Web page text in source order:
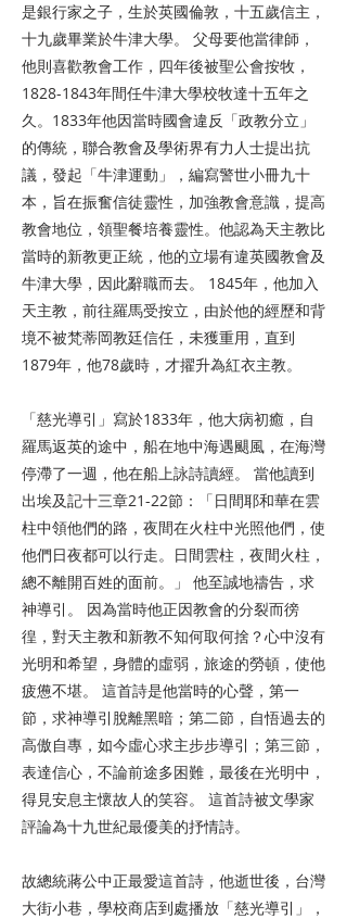
是銀行家之子，生於英國倫敦，十五歲信主，
十九歲畢業於牛津大學。 父母要他當律師，
他則喜歡教會工作，四年後被聖公會按牧，
1828-1843年間任牛津大學校牧達十五年之
久。1833年他因當時國會違反「政教分立」
的傳統，聯合教會及學術界有力人士提出抗
議，發起「牛津運動」，編寫警世小冊九十
本，旨在振奮信徒靈性，加強教會意識，提高
教會地位，領聖餐培養靈性。他認為天主教比
當時的新教更正統，他的立場有違英國教會及
牛津大學，因此辭職而去。 1845年，他加入
天主教，前往羅馬受按立，由於他的經歷和背
境不被梵蒂岡教廷信任，未獲重用，直到
1879年，他78歲時，才擢升為紅衣主教。
「慈光導引」寫於1833年，他大病初癒，自
羅馬返英的途中，船在地中海遇颶風，在海灣
停滯了一週，他在船上詠詩讀經。 當他讀到
出埃及記十三章21-22節：「日間耶和華在雲
柱中領他們的路，夜間在火柱中光照他們，使
他們日夜都可以行走。日間雲柱，夜間火柱，
總不離開百姓的面前。」 他至誠地禱告，求
神導引。 因為當時他正因教會的分裂而徬
徨，對天主教和新教不知何取何捨？心中沒有
光明和希望，身體的虛弱，旅途的勞頓，使他
疲憊不堪。 這首詩是他當時的心聲，第一
節，求神導引脫離黑暗；第二節，自悟過去的
高傲自專，如今虛心求主步步導引；第三節，
表達信心，不論前途多困難，最後在光明中，
得見安息主懷故人的笑容。 這首詩被文學家
評論為十九世紀最優美的抒情詩。
故總統蔣公中正最愛這首詩，他逝世後，台灣
大街小巷，學校商店到處播放「慈光導引」，